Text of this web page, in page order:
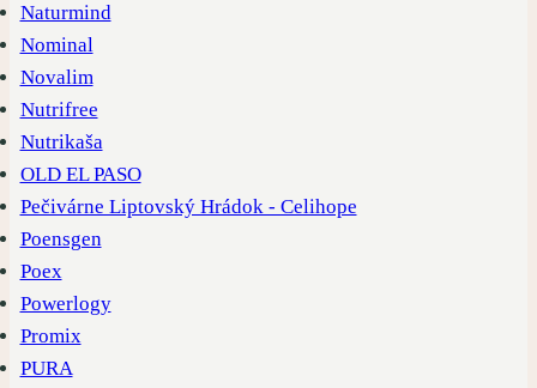
Naturmind
Nominal
Novalim
Nutrifree
Nutrikaša
OLD EL PASO
Pečivárne Liptovský Hrádok - Celihope
Poensgen
Poex
Powerlogy
Promix
PURA